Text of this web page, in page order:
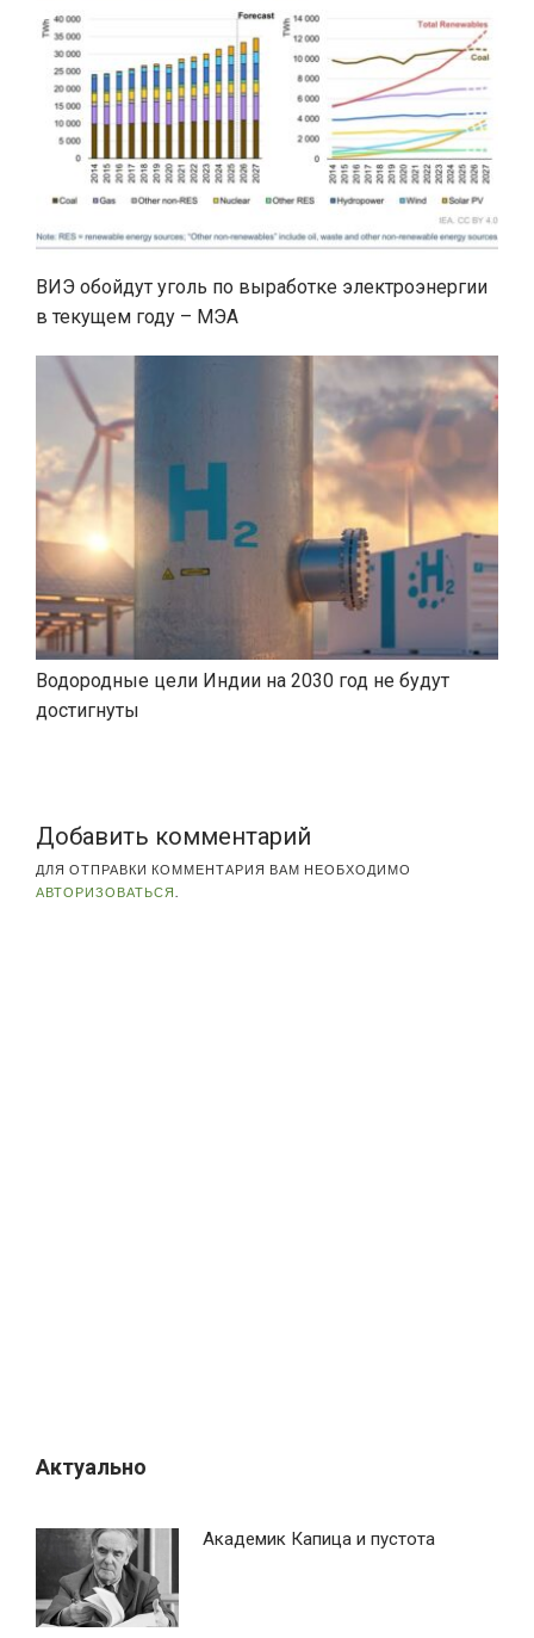
ВИЭ обойдут уголь по выработке электроэнергии
в текущем году – МЭА
Водородные цели Индии на 2030 год не будут
достигнуты
Добавить комментарий
ДЛЯ ОТПРАВКИ КОММЕНТАРИЯ ВАМ НЕОБХОДИМО
АВТОРИЗОВАТЬСЯ
Актуально
Академик Капица и пустота